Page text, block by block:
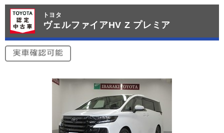
トヨタ
ヴェルファイアHV Z プレミア